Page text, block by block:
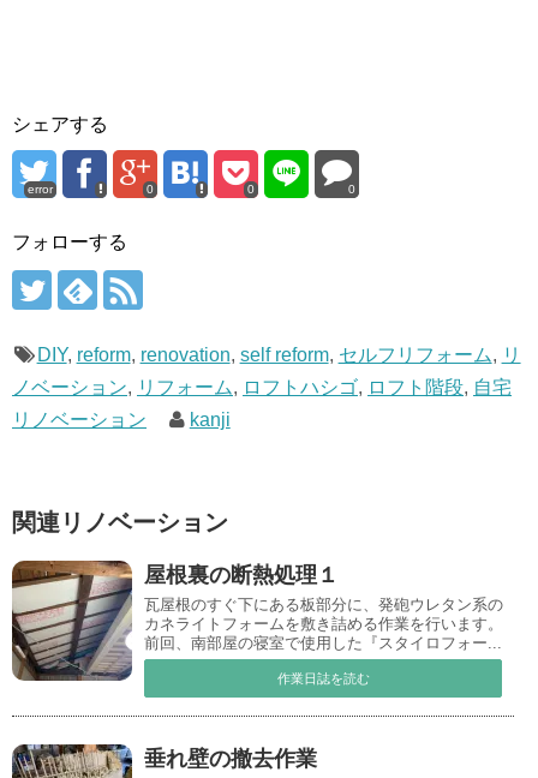
シェアする
error 0 0 0
フォローする
DIY, reform, renovation, self reform, セルフリフォーム, リ
ノベーション, リフォーム, ロフトハシゴ, ロフト階段, 自宅
リノベーション
kanji
関連リノベーション
屋根裏の断熱処理１
瓦屋根のすぐ下にある板部分に、発砲ウレタン系の
カネライトフォームを敷き詰める作業を行います。
前回、南部屋の寝室で使用した『スタイロフォー...
作業日誌を読む
垂れ壁の撤去作業